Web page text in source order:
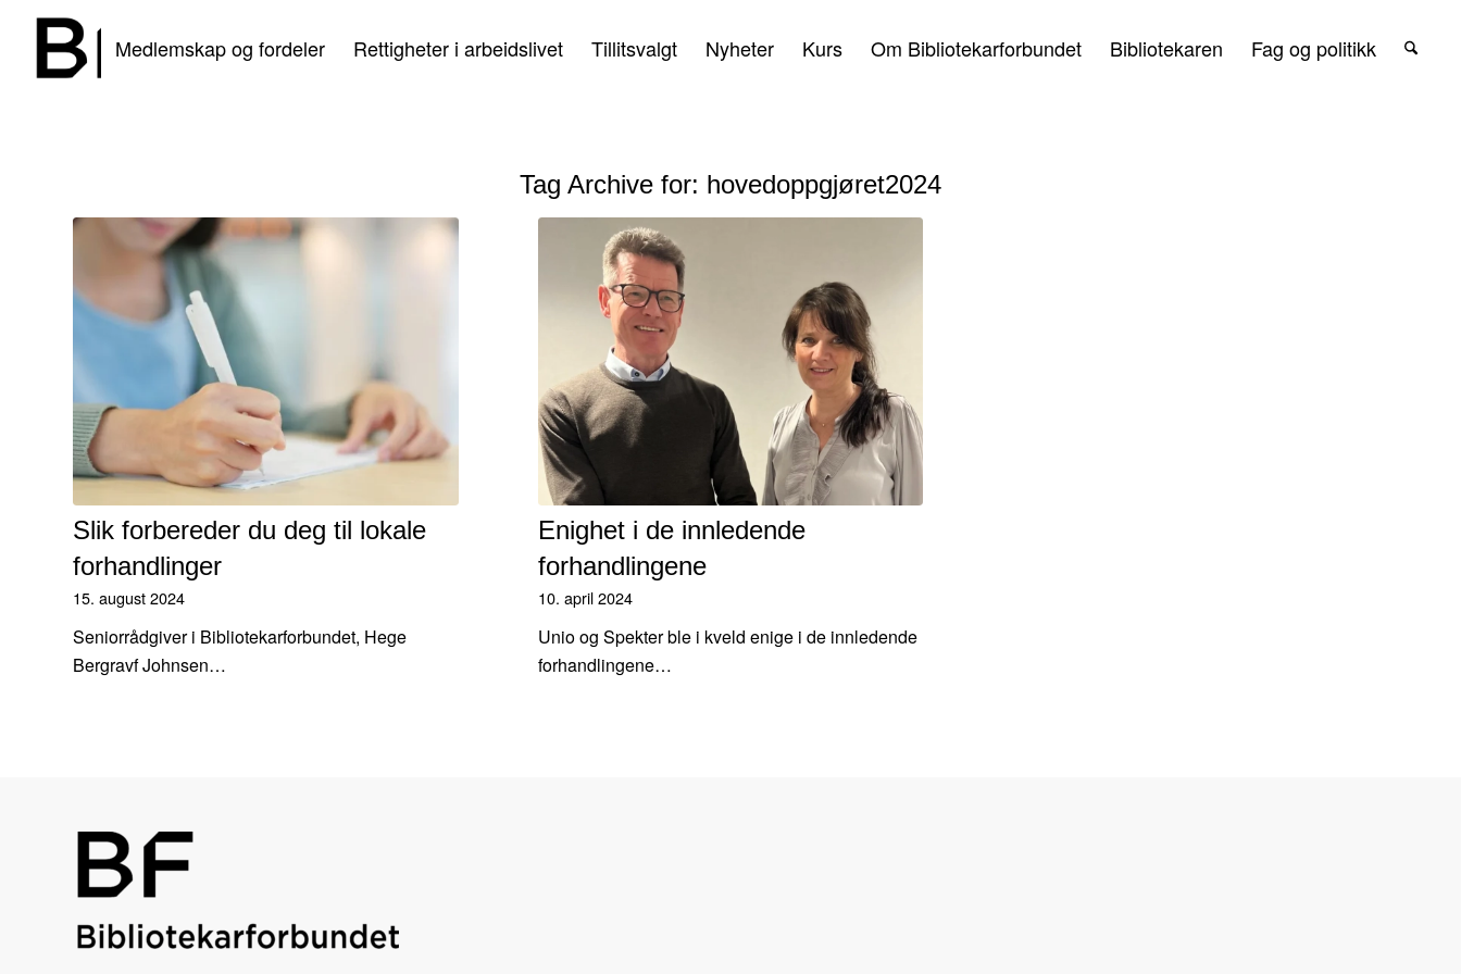
Medlemskap og fordeler Rettigheter i arbeidslivet Tillitsvalgt Nyheter Kurs Om Bibliotekarforbundet Bibliotekaren Fag og politikk
Tag Archive for: hovedoppgjøret2024
Slik forbereder du deg til lokale
forhandlinger
15. august 2024
Seniorrådgiver i Bibliotekarforbundet, Hege
Bergravf Johnsen…
Enighet i de innledende
forhandlingene
10. april 2024
Unio og Spekter ble i kveld enige i de innledende
forhandlingene…